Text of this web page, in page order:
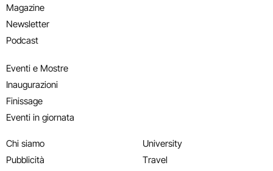
Magazine
Newsletter
Podcast
Eventi e Mostre
Inaugurazioni
Finissage
Eventi in giornata
Chi siamo
Pubblicità
University
Travel